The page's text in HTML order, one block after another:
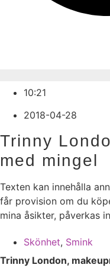
10:21
2018-04-28
Trinny
med mingel
Texten kan innehålla
får provision om du
mina åsikter, påverkas
Skönhet, Smink
Trinny London,